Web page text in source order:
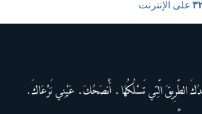
على الإنترنت